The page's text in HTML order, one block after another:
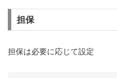
担保
担保は必要に応じて設定